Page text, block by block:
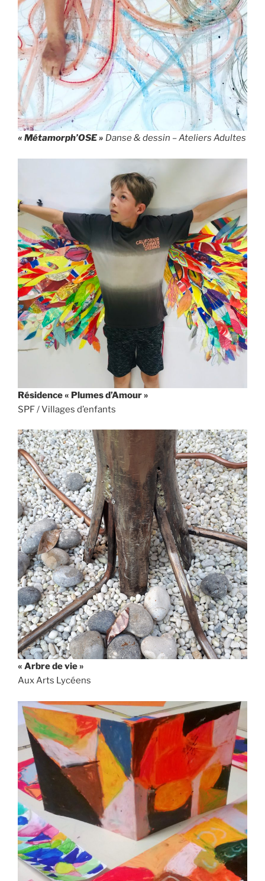
« Métamorph’OSE » Danse & dessin –Ateliers Adultes
Résidence « Plumes d’Amour »
SPF / Villages d’enfants
« Arbre de vie »
Aux Arts Lycéens